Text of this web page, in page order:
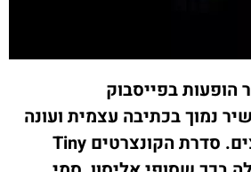
בפייסבוק
נמוך בכתיבה עצמית ועונה
על שאלות המעריצים. סדרת הקונצרטים Tiny